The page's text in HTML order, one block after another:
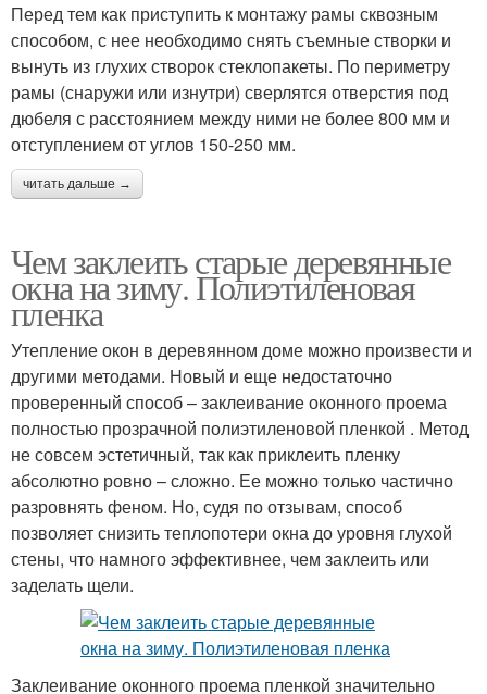
Перед тем как приступить к монтажу рамы сквозным
способом, с нее необходимо снять съемные створки и
вынуть из глухих створок стеклопакеты. По периметру
рамы (снаружи или изнутри) сверлятся отверстия под
дюбеля с расстоянием между ними не более 800 мм и
отступлением от углов 150-250 мм.
читать дальше →
Чем заклеить старые деревянные
окна на зиму. Полиэтиленовая
пленка
Утепление окон в деревянном доме можно произвести и
другими методами. Новый и еще недостаточно
проверенный способ – заклеивание оконного проема
полностью прозрачной полиэтиленовой пленкой . Метод
не совсем эстетичный, так как приклеить пленку
абсолютно ровно – сложно. Ее можно только частично
разровнять феном. Но, судя по отзывам, способ
позволяет снизить теплопотери окна до уровня глухой
стены, что намного эффективнее, чем заклеить или
заделать щели.
Заклеивание оконного проема пленкой значительно